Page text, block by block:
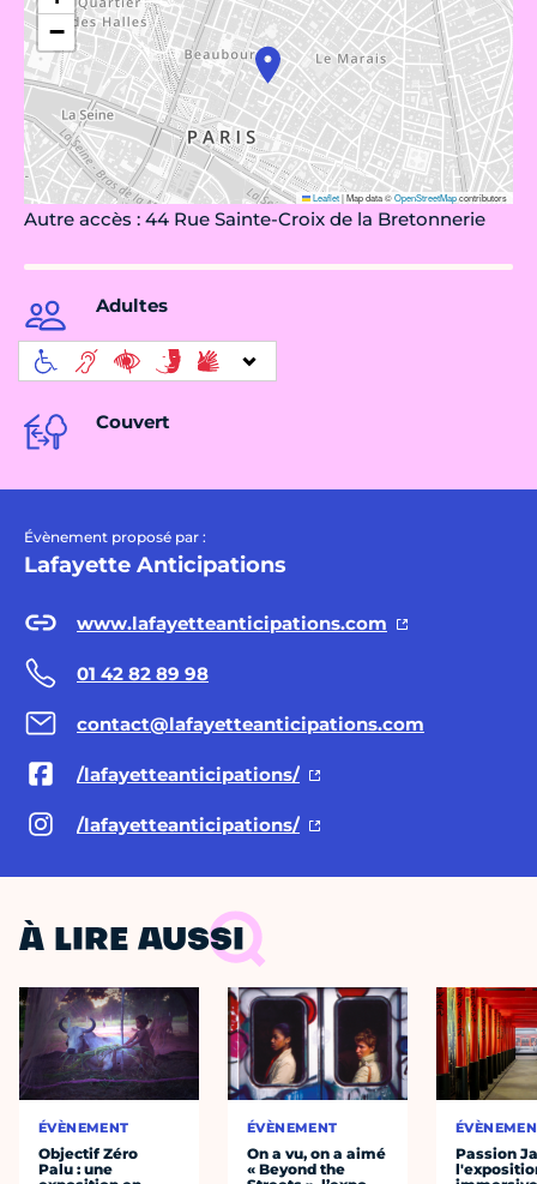
−
Leaflet|Map data ©OpenStreetMapcontributors
Autre accès : 44 Rue Sainte-Croix de la Bretonnerie
Adultes
Couvert
Évènement proposé par :
Lafayette Anticipations
www.lafayetteanticipations.com
01 42 82 89 98
contact@lafayetteanticipations.com
/lafayetteanticipations/
/lafayetteanticipations/
À LIRE AUSSI
ÉVÈNEMENT
Objectif Zéro
Palu : une
ÉVÈNEMENT
On a vu, on a aimé
« Beyond the
Passion